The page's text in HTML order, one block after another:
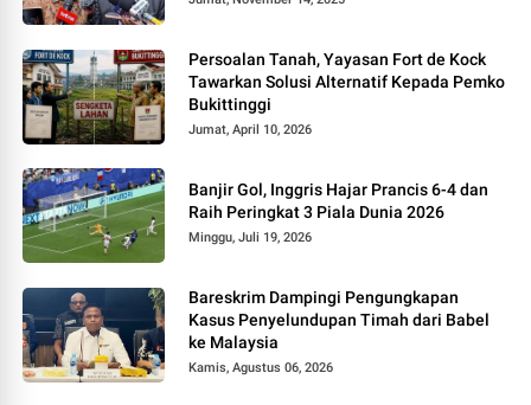
Persoalan Tanah, Yayasan Fort de Kock
Tawarkan Solusi Alternatif Kepada Pemko
Bukittinggi
Jumat, April 10, 2026
Banjir Gol, Inggris Hajar Prancis 6-4 dan
Raih Peringkat 3 Piala Dunia 2026
Minggu, Juli 19, 2026
Bareskrim Dampingi Pengungkapan
Kasus Penyelundupan Timah dari Babel
ke Malaysia
Kamis, Agustus 06, 2026